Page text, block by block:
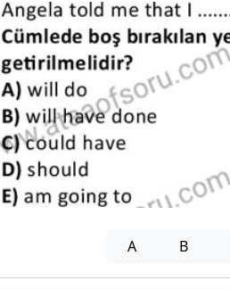
A B